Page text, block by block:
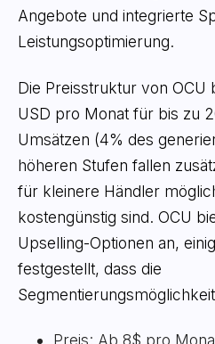
Angebote und integrierte
Leistungsoptimierung.
Die Preisstruktur von OCU
USD pro Monat für bis zu
Umsätzen (4% des
höheren Stufen fallen
für kleinere Händler
kostengünstig sind. OCU
Upselling-Optionen an,
festgestellt, dass die
Preis: Ab 8$ pro